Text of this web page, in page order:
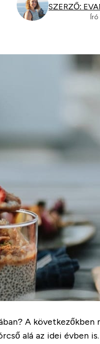
SZERZŐ:
A
alá az idei évben is.